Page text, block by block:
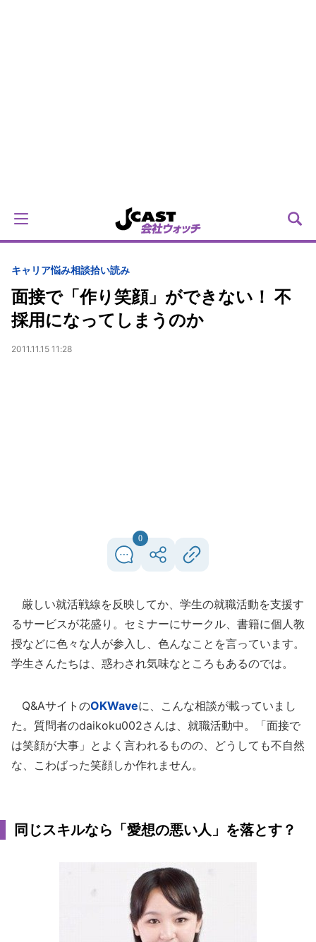
キャリア悩み相談拾い読み
面接で「作り笑顔」ができない！ 不
採用になってしまうのか
2011.11.15 11:28
0
厳しい就活戦線を反映してか、学生の就職活動を支援す
るサービスが花盛り。セミナーにサークル、書籍に個人教
授などに色々な人が参入し、色んなことを言っています。
学生さんたちは、惑わされ気味なところもあるのでは。
Q&AサイトのOKWaveに、こんな相談が載っていまし
た。質問者のdaikoku002さんは、就職活動中。「面接で
は笑顔が大事」とよく言われるものの、どうしても不自然
な、こわばった笑顔しか作れません。
同じスキルなら「愛想の悪い人」を落とす？